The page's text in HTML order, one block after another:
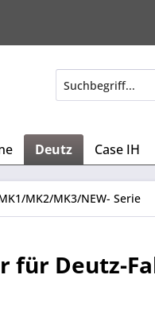
Deutz Case IH
MK2/MK3/NEW- Serie
Deutz-